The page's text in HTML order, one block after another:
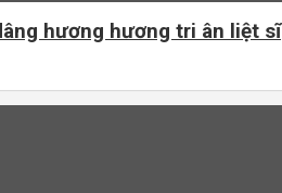
hương hương tri ân liệt sĩ